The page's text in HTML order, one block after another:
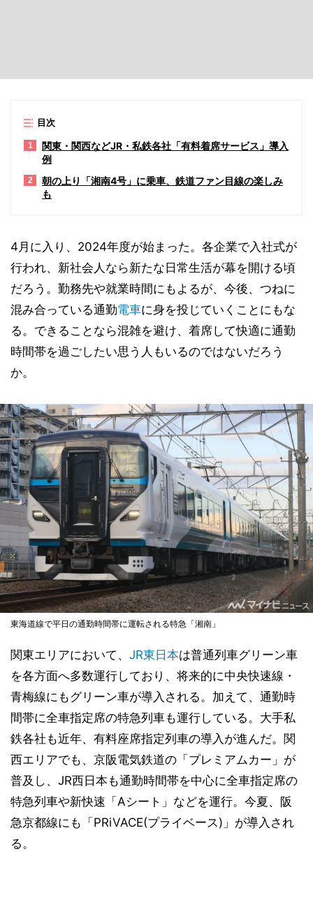
目次
1
関東・関西などJR・私鉄各社「有料着席サービス」導入
例
2
朝の上り「湘南4号」に乗車、鉄道ファン目線の楽しみ
も
4月に入り、2024年度が始まった。各企業で入社式が
行われ、新社会人なら新たな日常生活が幕を開ける頃
だろう。勤務先や就業時間にもよるが、今後、つねに
混み合っている通勤電車に身を投じていくことにもな
る。できることなら混雑を避け、着席して快適に通勤
時間帯を過ごしたい思う人もいるのではないだろう
か。
東海道線で平日の通勤時間帯に運転される特急「湘南」
関東エリアにおいて、 JR東日本は普通列車グリーン車
を各方面へ多数運行しており、将来的に中央快速線・
青梅線にもグリーン車が導入される。加えて、通勤時
間帯に全車指定席の特急列車も運行している。大手私
鉄各社も近年、有料座席指定列車の導入が進んだ。関
西エリアでも、京阪電気鉄道の「プレミアムカー」が
普及し、JR西日本も通勤時間帯を中心に全車指定席の
特急列車や新快速「Aシート」などを運行。今夏、阪
急京都線にも「PRiVACE(プライベース)」が導入され
る。